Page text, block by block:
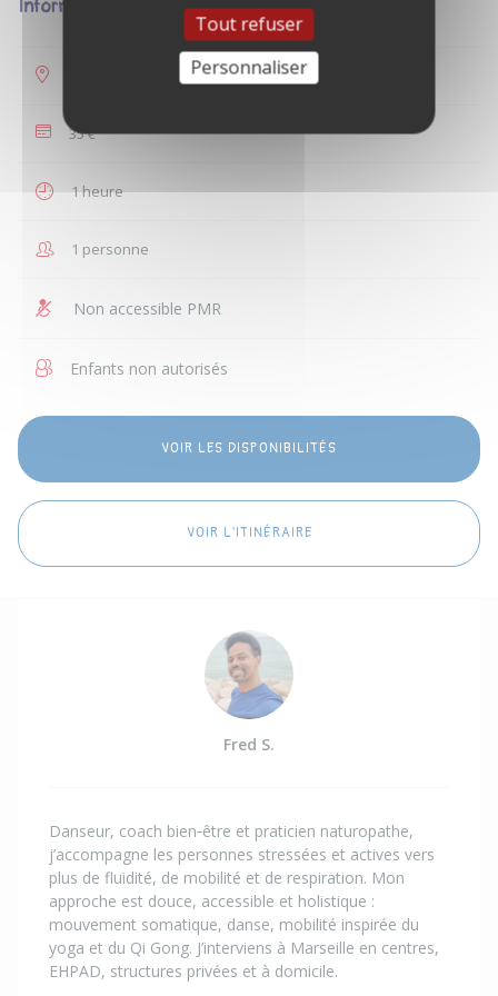
Informations
35 €
1 heure
1 personne
Non accessible PMR
Enfants non autorisés
VOIR LES DISPONIBILITÉS
VOIR L'ITINÉRAIRE
Fred S.
Danseur, coach bien‑être et praticien naturopathe,
j’accompagne les personnes stressées et actives vers
plus de fluidité, de mobilité et de respiration. Mon
approche est douce, accessible et holistique :
mouvement somatique, danse, mobilité inspirée du
yoga et du Qi Gong. J’interviens à Marseille en centres,
EHPAD, structures privées et à domicile.
Tout refuser
Personnaliser